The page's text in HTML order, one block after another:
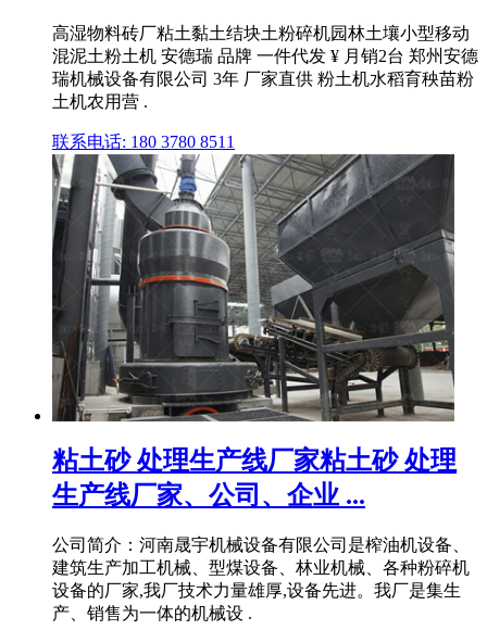
高湿物料砖厂粘土黏土结块土粉碎机园林土壤小型移动
混泥土粉土机 安德瑞 品牌 一件代发 ¥ 月销2台 郑州安德
瑞机械设备有限公司 3年 厂家直供 粉土机水稻育秧苗粉
土机农用营 .
联系电话: 180 3780 8511
粘土砂 处理生产线厂家粘土砂 处理
生产线厂家、公司、企业 ...
公司简介：河南晟宇机械设备有限公司是榨油机设备、
建筑生产加工机械、型煤设备、林业机械、各种粉碎机
设备的厂家,我厂技术力量雄厚,设备先进。我厂是集生
产、销售为一体的机械设 .